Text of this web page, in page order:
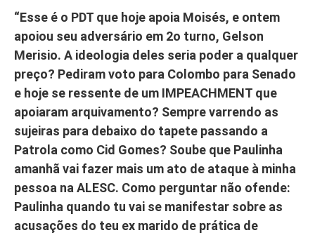
“Esse é o PDT que hoje apoia Moisés, e ontem
apoiou seu adversário em 2o turno, Gelson
Merisio. A ideologia deles seria poder a qualquer
preço? Pediram voto para Colombo para Senado
e hoje se ressente de um IMPEACHMENT que
apoiaram arquivamento? Sempre varrendo as
sujeiras para debaixo do tapete passando a
Patrola como Cid Gomes? Soube que Paulinha
amanhã vai fazer mais um ato de ataque à minha
pessoa na ALESC. Como perguntar não ofende:
Paulinha quando tu vai se manifestar sobre as
acusações do teu ex marido de prática de